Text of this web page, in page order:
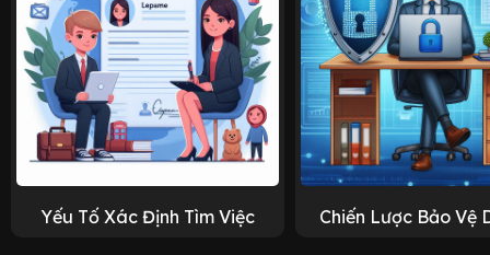
Yếu Tố Xác Định Tìm Việc Chiến Lược Bảo Vệ